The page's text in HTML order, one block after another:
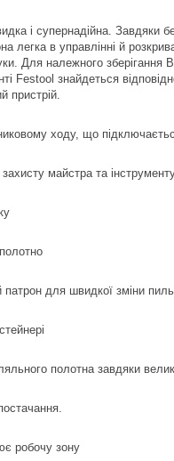
і супернадійна. Завдяки
легка в управлінні й
Для належного зберігання
Festool знайдеться
пристрій.
ходу, що
майстра та
патрон для швидкої зміни
полотна завдяки
робочу зону